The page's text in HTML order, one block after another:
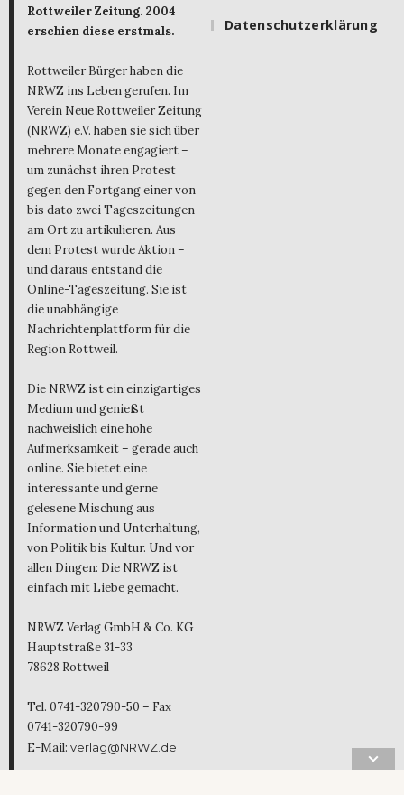
Rottweiler Zeitung. 2004
erschien diese erstmals.
Rottweiler Bürger haben die
NRWZ ins Leben gerufen. Im
Verein Neue Rottweiler Zeitung
(NRWZ) e.V. haben sie sich über
mehrere Monate engagiert –
um zunächst ihren Protest
gegen den Fortgang einer von
bis dato zwei Tageszeitungen
am Ort zu artikulieren. Aus
dem Protest wurde Aktion –
und daraus entstand die
Online-Tageszeitung. Sie ist
die unabhängige
Nachrichtenplattform für die
Region Rottweil.
Die NRWZ ist ein einzigartiges
Medium und genießt
nachweislich eine hohe
Aufmerksamkeit – gerade auch
online. Sie bietet eine
interessante und gerne
gelesene Mischung aus
Information und Unterhaltung,
von Politik bis Kultur. Und vor
allen Dingen: Die NRWZ ist
einfach mit Liebe gemacht.
NRWZ Verlag GmbH & Co. KG
Hauptstraße 31-33
78628 Rottweil
Tel. 0741-320790-50 – Fax
0741-320790-99
E-Mail: verlag@NRWZ.de
Datenschutzerklärung